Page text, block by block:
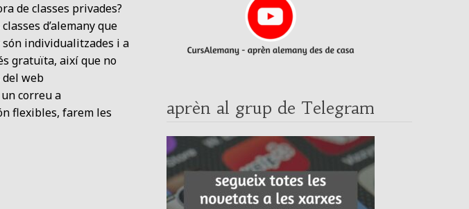
de classes privades?
d’alemany que
són individualitzades i a
gratuïta, així que no
del web
correu a
flexibles, farem les
aprèn al grup de Telegram